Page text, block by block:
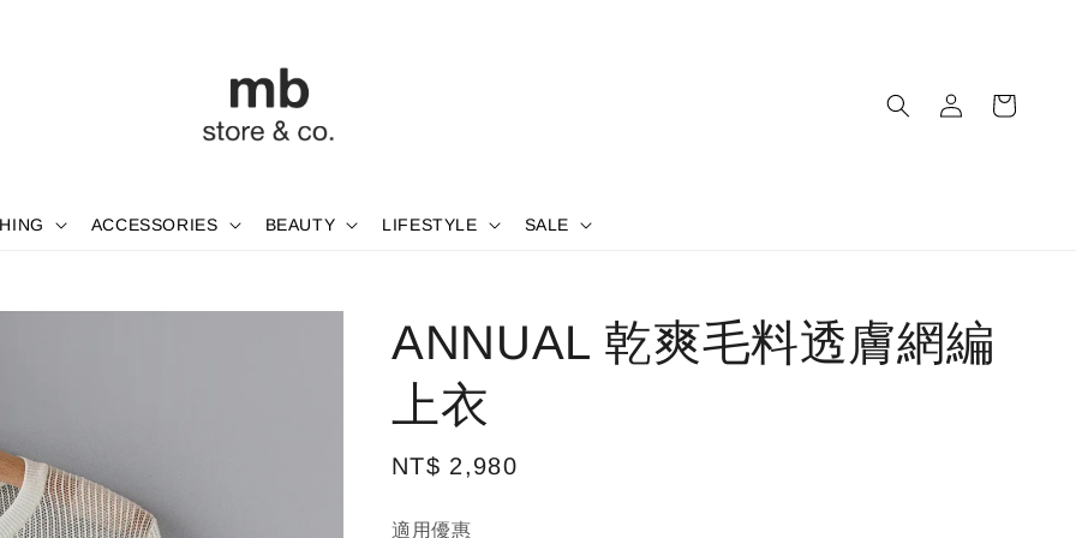
ACCESSORIES BEAUTY LIFESTYLE SALE
ANNUAL 乾爽毛料透膚網編
上衣
Regular
NT$ 2,980
適用優惠